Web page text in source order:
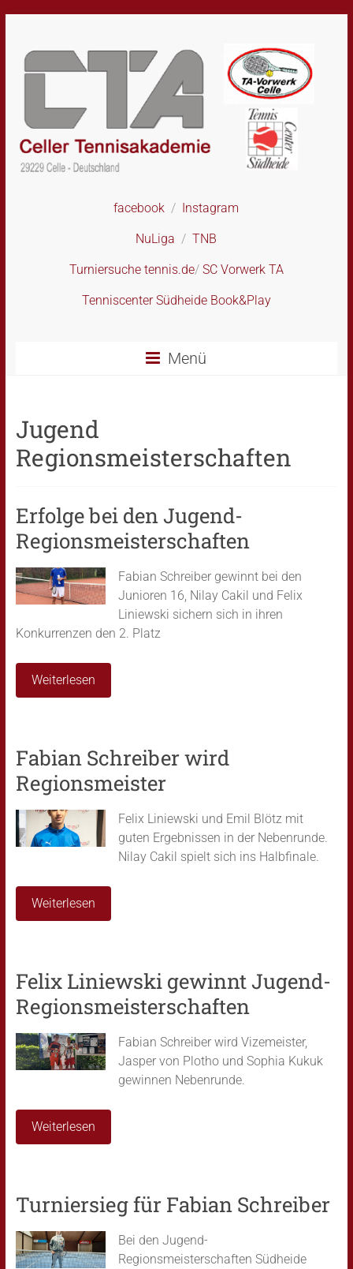
content
Tennisakademie
facebook / Instagram
NuLiga /TNB
Turniersuche tennis.de/ SC Vorwerk TA
Tenniscenter Südheide Book&Play
Menü
Jugend
Regionsmeisterschaften
Erfolge bei den Jugend-
Regionsmeisterschaften
Fabian Schreiber gewinnt bei den
Junioren 16, Nilay Cakil und Felix
Liniewski sichern sich in ihren
Konkurrenzen den 2. Platz
Weiterlesen
Fabian Schreiber wird
Regionsmeister
Felix Liniewski und Emil Blötz mit
guten Ergebnissen in der Nebenrunde.
Nilay Cakil spielt sich ins Halbfinale.
Weiterlesen
Felix Liniewski gewinnt Jugend-
Regionsmeisterschaften
Fabian Schreiber wird Vizemeister,
Jasper von Plotho und Sophia Kukuk
gewinnen Nebenrunde.
Weiterlesen
Turniersieg für Fabian Schreiber
Bei den Jugend-
Regionsmeisterschaften Südheide